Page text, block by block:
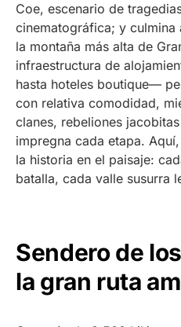
Coe, escenario de
cinematográfica; y culmina
la montaña más alta de
infraestructura de
hasta hoteles boutique—
con relativa comodidad,
clanes, rebeliones
impregna cada etapa.
la historia en el paisaje:
batalla, cada valle susurra
Sendero de
la gran ruta